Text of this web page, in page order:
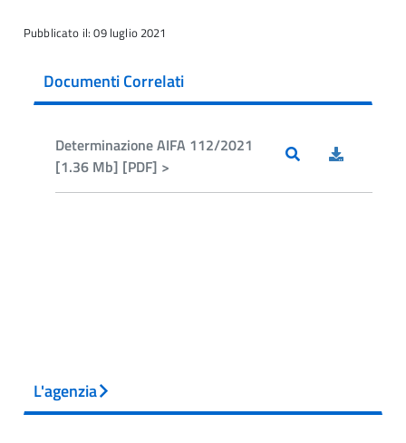
Pubblicato il: 09 luglio 2021
Documenti Correlati
Determinazione AIFA 112/2021
[1.36 Mb] [PDF] >
L'agenzia